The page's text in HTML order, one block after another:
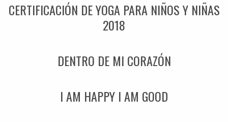
CERTIFICACIÓN DE YOGA PARA NIÑOS Y NIÑAS
2018
DENTRO DE MI CORAZÓN
I AM HAPPY I AM GOOD